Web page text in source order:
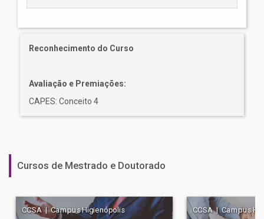
Reconhecimento do Curso
Avaliação e Premiações:
CAPES: Conceito 4
Cursos de Mestrado e Doutorado
CCSA | Campus Higienópolis CCSA | Campus